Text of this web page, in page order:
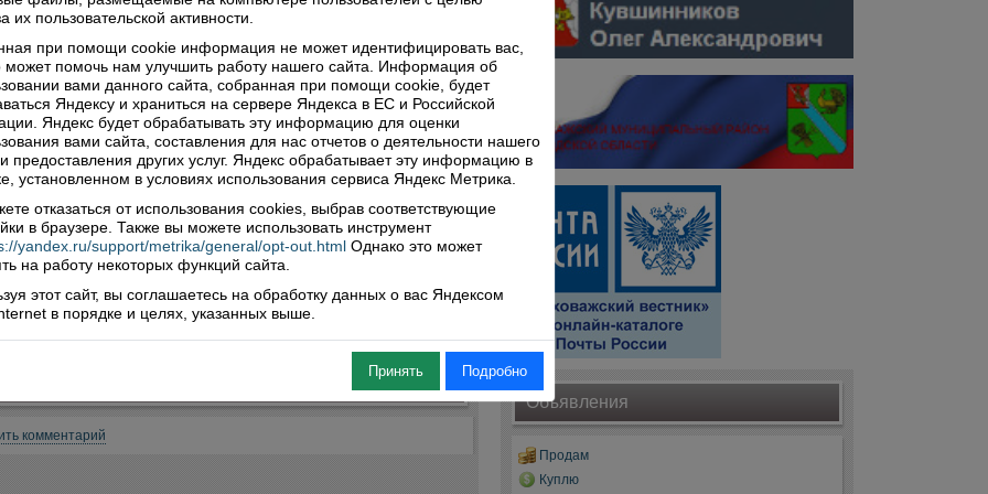
недавно и еще не успел войти во все нюансы рабочего
Комиссия дала предпринимателю месячный срок,
с явно ненормальной ситуаций, а зарплату
хотя бы до прожиточного минимума.
рекомендации были даны также руководителю
сельскохозяйственного направления.
зарплата и там, и там не дотягивает до 8
рублей.
БАСОВ
комментарий
Объявления
Продам
Куплю
их пользовательской активности.
при помощи cookie информация не может идентифицировать вас,
может помочь нам улучшить работу нашего сайта. Информация об
вами данного сайта, собранная при помощи cookie, будет
Яндексу и храниться на сервере Яндекса в ЕС и Российской
Яндекс будет обрабатывать эту информацию для оценки
вами сайта, составления для нас отчетов о деятельности нашего
предоставления других услуг. Яндекс обрабатывает эту информацию в
установленном в условиях использования сервиса Яндекс Метрика.
отказаться от использования cookies, выбрав соответствующие
в браузере. Также вы можете использовать инструмент
yandex.ru/support/metrika/general/opt-out.html Однако это может
на работу некоторых функций сайта.
этот сайт, вы соглашаетесь на обработку данных о вас Яндексом
в порядке и целях, указанных выше.
Принять Подробно